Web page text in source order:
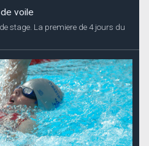
voile
stage. La premiere de 4 jours du